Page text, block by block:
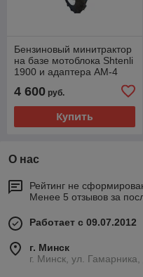
Бензиновый минитрактор
на базе мотоблока Shtenli
1900 и адаптера АМ-4
4 600 руб.
Купить
О нас
Рейтинг не
Менее 5 отзывов за
Работает с 09.07.2012
г. Минск
г. Минск, ул.